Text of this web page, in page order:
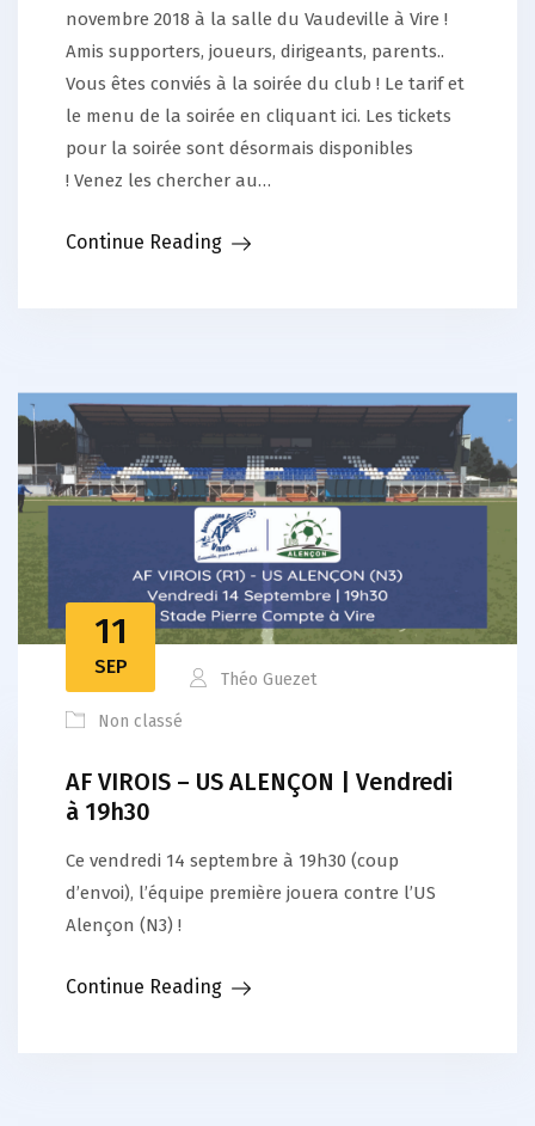
novembre 2018 à la salle du Vaudeville à Vire !
Amis supporters, joueurs, dirigeants, parents..
Vous êtes conviés à la soirée du club ! Le tarif et
le menu de la soirée en cliquant ici. Les tickets
pour la soirée sont désormais disponibles
! Venez les chercher au…
Continue Reading
11
SEP
Théo Guezet
Non classé
AF VIROIS – US ALENÇON | Vendredi
à 19h30
Ce vendredi 14 septembre à 19h30 (coup
d’envoi), l’équipe première jouera contre l’US
Alençon (N3) !
Continue Reading